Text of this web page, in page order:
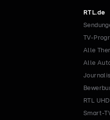
RTL.de
TV-
Alle
Alle
RTL UHD
Smart-